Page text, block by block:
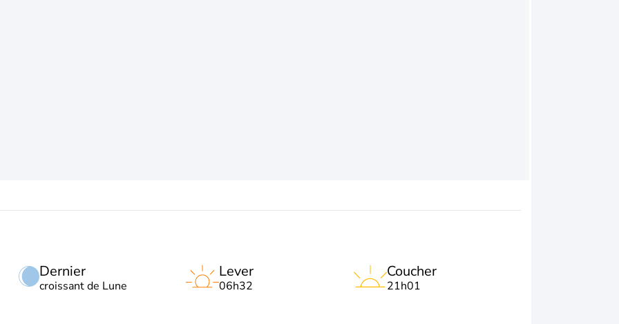
Dernier
croissant de Lune
Lever
06h32
Coucher
21h01